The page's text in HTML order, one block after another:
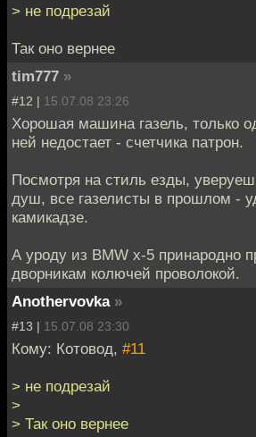
> не подрезай
Так оно вернее
tim777 »
#12 | 15.07.08 23:26
Хорошая машина газель, только
ней недостает - счетчика патрон.
Посмотря на стиль езды,
душ, все газелисты в прошлом -
камикадзе.
А уроду из BMW x-5 принародно
дворникам колючей проволокой.
Anothervovka »
#13 | 15.07.08 23:30
Кому: Котовод, #11
> не подрезай
>
> Так оно вернее